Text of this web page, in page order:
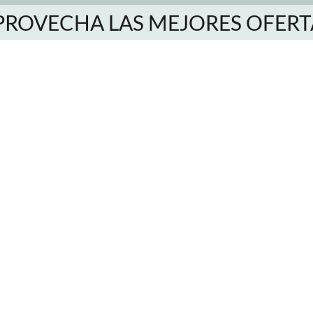
LAS MEJORES